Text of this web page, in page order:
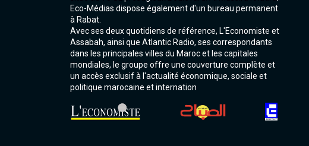
Eco-Médias dispose également d'un bureau permanent
à Rabat.
Avec ses deux quotidiens de référence, L'Economiste et
Assabah, ainsi que Atlantic Radio, ses correspondants
dans les principales villes du Maroc et les capitales
mondiales, le groupe offre une couverture complète et
un accès exclusif à l'actualité économique, sociale et
politique marocaine et internation